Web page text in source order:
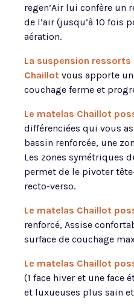
regen’Air lui confère un
de l’air (jusqu’à 10 fois
aération.
La suspension ressorts
Chaillot vous apporte
couchage ferme et
Le matelas Chaillot
différenciées qui vous
bassin renforcée, une
Les zones symétriques
permet de le pivoter
recto-verso.
Le matelas Chaillot
renforcé, Assise
surface de couchage
Le matelas Chaillot
(1 face hiver et une face
et luxueuses plus sain